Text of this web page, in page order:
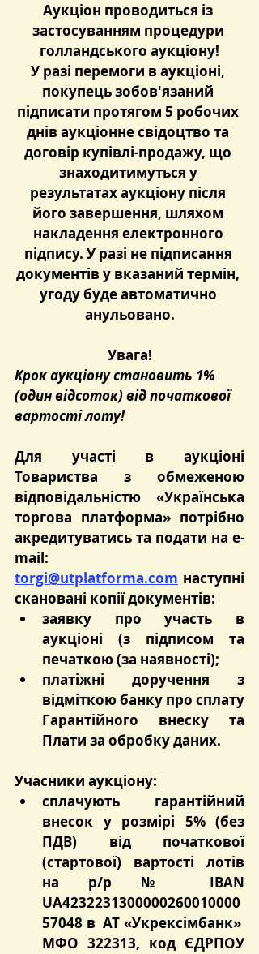
Аукціон проводиться із
застосуванням процедури
голландського аукціону!
У разі перемоги в аукціоні,
покупець зобов'язаний
підписати протягом 5 робочих
днів аукціонне свідоцтво та
договір купівлі-продажу, що
знаходитимуться у
результатах аукціону після
його завершення, шляхом
накладення електронного
підпису. У разі не підписання
документів у вказаний термін,
угоду буде автоматично
анульовано.
Увага!
Крок аукціону становить 1%
(один відсоток) від початкової
вартості лоту!
Для участі в аукціоні
Товариства з обмеженою
відповідальністю «Українська
торгова платформа» потрібно
акредитуватись та подати на e-
torgi@utplatforma.com наступні
скановані копії документів:
заявку про участь в
аукціоні (з підписом та
печаткою (за наявності);
платіжні доручення з
відміткою банку про сплату
Гарантійного внеску та
Плати за обробку даних.
Учасники аукціону:
сплачують гарантійний
внесок у розмірі 5% (без
ПДВ) від початкової
(стартової) вартості лотів
на р/р № IBAN
UA4232231300000260010000
57048 в  АТ «Укрексімбанк»
МФО 322313, код ЄДРПОУ